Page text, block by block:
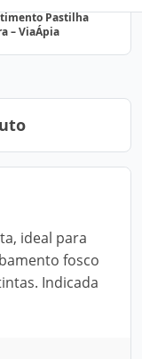
Pastilha
– ViaÁpia
ideal para
fosco
Indicada